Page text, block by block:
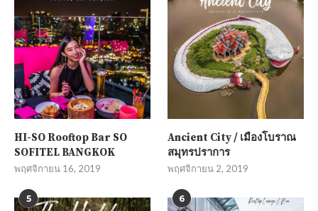
HI-SO Rooftop Bar SO
SOFITEL BANGKOK
พฤศจิกายน 16, 2019
Ancient City / เมืองโบราณ
สมุทรปราการ
พฤศจิกายน 2, 2019
5 6